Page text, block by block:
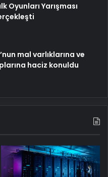
Oyunları Yarışması
mal varlıklarına ve
haciz konuldu